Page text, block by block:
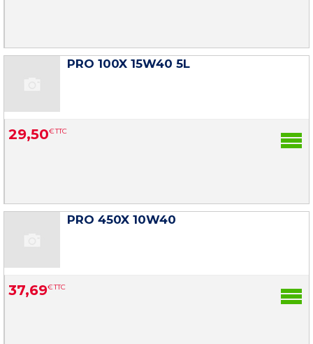
PRO 100X 15W40 5L
29,50€TTC
PRO 450X 10W40
37,69€TTC